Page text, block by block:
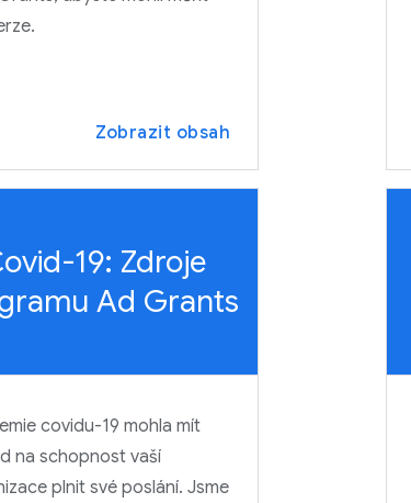
Zobrazit obsah
19: Zdroje
Ad Grants
covidu-19 mohla mít
na schopnost vaší
plnit své poslání. Jsme